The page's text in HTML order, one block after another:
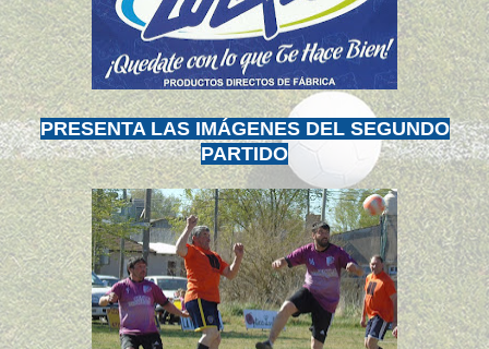
PRESENTA LAS IMÁGENES DEL SEGUNDO
PARTIDO